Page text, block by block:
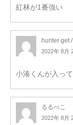
紅林が1番強い
hunter get
2022年 8月
小湊くんが入っ
るるぺこ
2022年 8月